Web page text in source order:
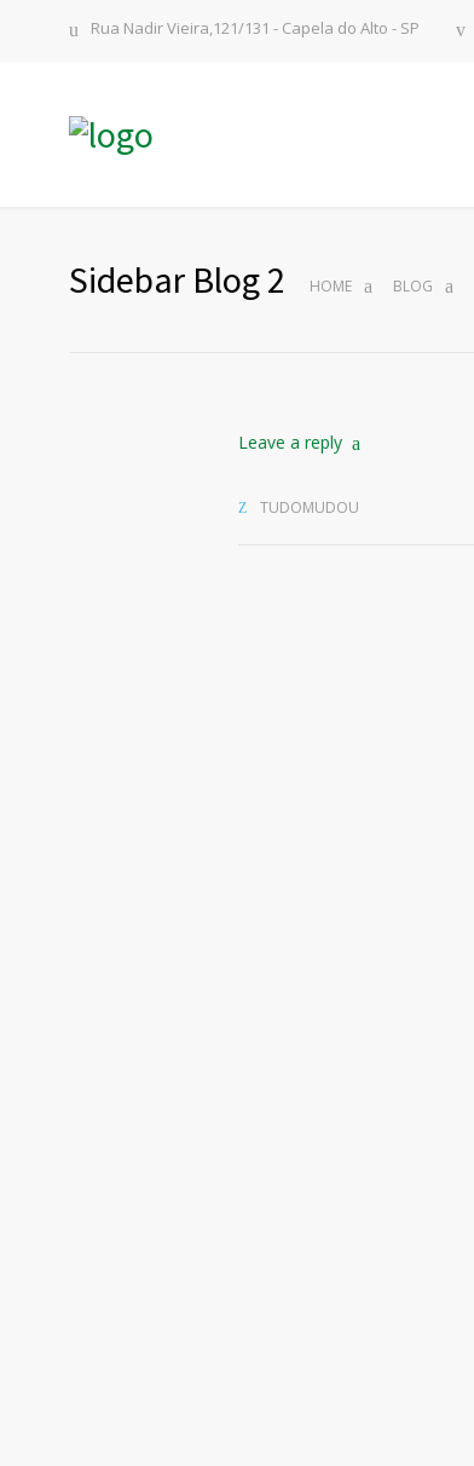
Rua Nadir Vieira,121/131 - Capela do Alto - SP
Sidebar Blog 2 HOME BLOG
Leave a reply
TUDOMUDOU